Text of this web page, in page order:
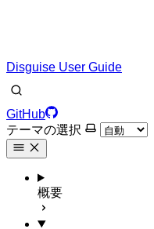
Disguise User Guide
GitHub
テーマの選択
概要